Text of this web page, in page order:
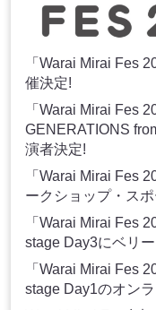
「Warai Mirai Fes
催決定!
「Warai Mirai Fes
GENERATIONS
演者決定!
「Warai Mirai Fes
ークショップ・ス
「Warai Mirai Fes
stage Day3にベリ
「Warai Mirai Fes
stage Day1のオン